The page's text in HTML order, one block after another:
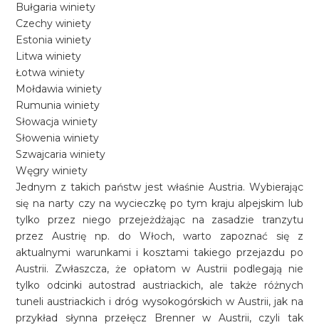
Bułgaria winiety
Czechy winiety
Estonia winiety
Litwa winiety
Łotwa winiety
Mołdawia winiety
Rumunia winiety
Słowacja winiety
Słowenia winiety
Szwajcaria winiety
Węgry winiety
Jednym z takich państw jest właśnie Austria. Wybierając
się na narty czy na wycieczkę po tym kraju alpejskim lub
tylko przez niego przejeżdżając na zasadzie tranzytu
przez Austrię np. do Włoch, warto zapoznać się z
aktualnymi warunkami i kosztami takiego przejazdu po
Austrii. Zwłaszcza, że opłatom w Austrii podlegają nie
tylko odcinki autostrad austriackich, ale także różnych
tuneli austriackich i dróg wysokogórskich w Austrii, jak na
przykład słynna przełęcz Brenner w Austrii, czyli tak